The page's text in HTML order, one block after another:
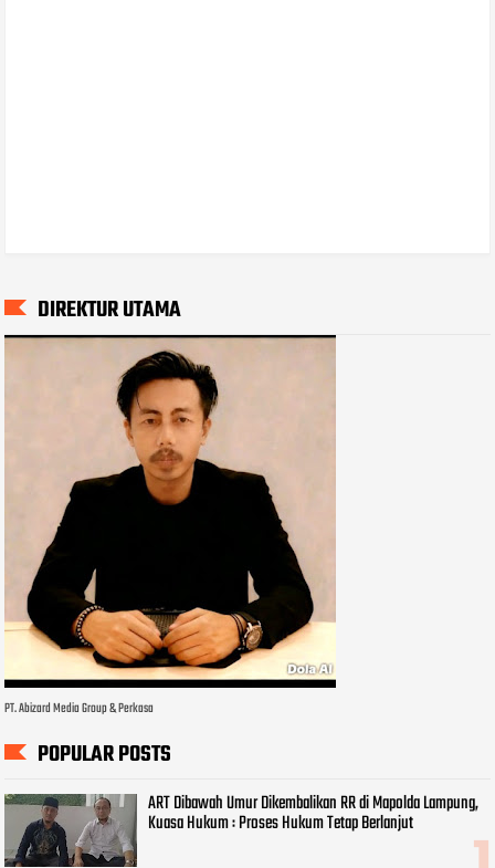
DIREKTUR UTAMA
PT. Abizard Media Group & Perkasa
POPULAR POSTS
ART Dibawah Umur Dikembalikan RR di Mapolda Lampung,
Kuasa Hukum : Proses Hukum Tetap Berlanjut